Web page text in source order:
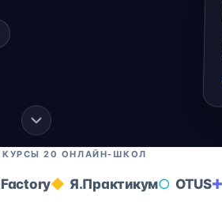
КУРСЫ 20 ОНЛАЙН-ШКОЛ
Я.Практикум OTUS